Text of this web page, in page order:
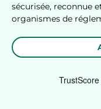
sécurisée, reconnue
organismes de